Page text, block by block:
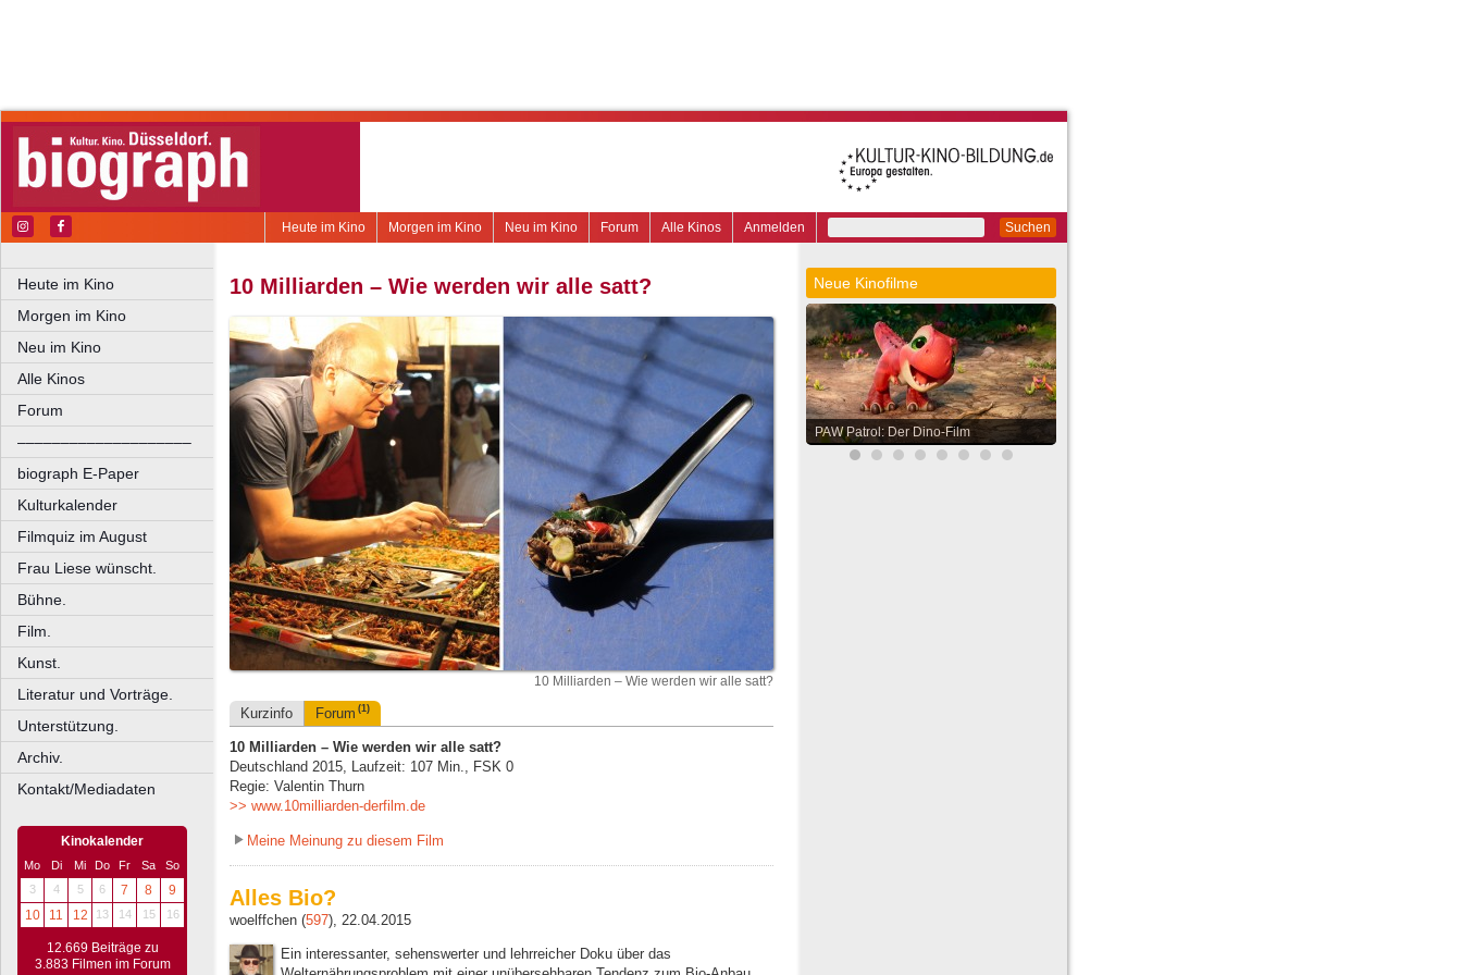
Suchen
Anmelden
Alle Kinos
Forum
Neu im Kino
Morgen im Kino
Heute im Kino
Heute im Kino
Morgen im Kino
Neu im Kino
Alle Kinos
Forum
––––––––––––––––––––
biograph E-Paper
Kulturkalender
Filmquiz im August
Frau Liese wünscht.
Bühne.
Film.
Kunst.
Literatur und Vorträge.
Unterstützung.
Archiv.
Kontakt/Mediadaten
Kinokalender
Mo Di Mi Do Fr Sa
So
3
4 5 6 7 8
9
10
11 12 13 14 15 16
12.669 Beiträge zu
3.883 Filmen im Forum
10 Milliarden – Wie werden wir alle satt?
10 Milliarden – Wie werden wir alle satt?
Kurzinfo Forum (1)
10 Milliarden – Wie werden wir alle satt?
Deutschland 2015, Laufzeit: 107 Min., FSK 0
Regie: Valentin Thurn
>> www.10milliarden-derfilm.de
Meine Meinung zu diesem Film
Alles Bio?
woelffchen (597), 22.04.2015
Ein interessanter, sehenswerter und lehrreicher Doku über das
Neue Kinofilme
PAW Patrol: Der Dino-Film